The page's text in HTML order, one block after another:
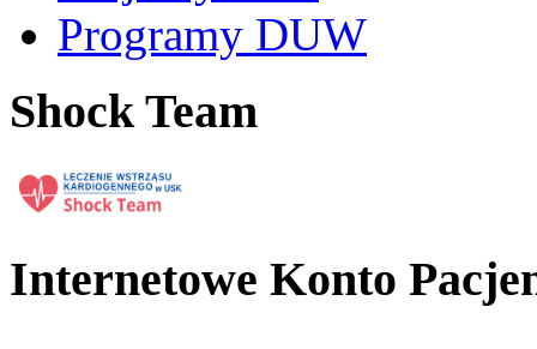
Programy DUW
Shock Team
Internetowe Konto